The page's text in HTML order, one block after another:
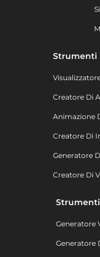
Strumenti
Creatore Di
Animazione
Creatore Di
Generatore
Creatore Di
Generatore
Generatore